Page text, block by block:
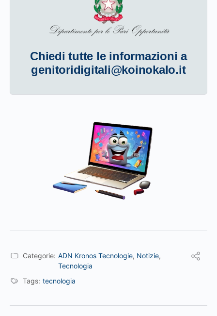
Chiedi tutte le informazioni a
genitoridigitali@koinokalo.it
Categorie: ADN Kronos Tecnologie, Notizie,
Tecnologia
Tags: tecnologia